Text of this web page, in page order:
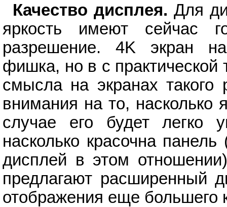
Качество дисплея. Для
яркость имеют сейчас
разрешение. 4K экран
фишка, но в с практической
смысла на экранах
внимания на то, насколько
случае его будет легко
насколько красочна
дисплей в этом
предлагают расширенный
отображения еще большего